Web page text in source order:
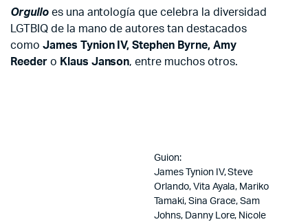
Orgulloes una antología que celebra la diversidad
LGTBIQ de la mano de autores tan destacados
como James Tynion IV, Stephen Byrne, Amy
Reedero Klaus Janson, entre muchos otros.
Guion:
James Tynion IV, Steve
Orlando, Vita Ayala, Mariko
Tamaki, Sina Grace, Sam
Johns, Danny Lore, Nicole